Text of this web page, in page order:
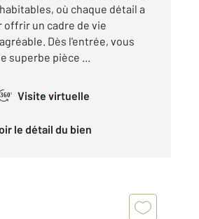
où chaque détail a
offrir un cadre de vie
Dès l'entrée, vous
superbe pièce ...
360° Visite virtuelle
le détail du bien